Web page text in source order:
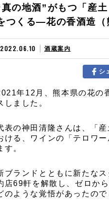
真の地酒”がもつ「産
つくる—花の香酒造（
2022.06.10 酒蔵案内
シ
年12月、熊本県の花の
しました。
表の神田清隆さんは、「
ける、ワインの「テロワ
す。
ブランドとともに新たな
店69軒を解散し、ゼロか
のような覚悟があったので